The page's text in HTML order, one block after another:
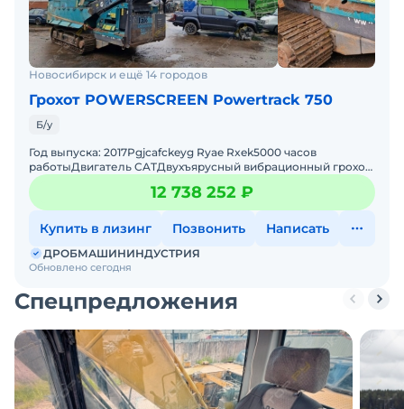
Новосибирск и ещё 14 городов
Грохот POWERSCREEN Powertrack 750
Б/у
Год выпуска: 2017Pgjcafckeyg Ryae Rxek5000 часов
работыДвигатель CATДвухъярусный вибрационный грохот
Grizzly. Верхний ярус – балки Bofor, нижний ярус &nda
12 738 252 ₽
Купить в лизинг Позвонить Написать
Обновлено сегодня
ДРОБМАШИНИНДУСТРИЯ
Спецпредложения